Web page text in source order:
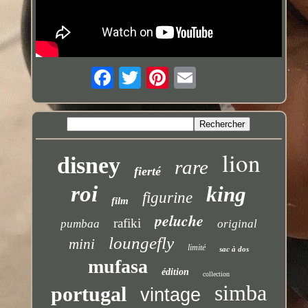
disney fierté rare lion
roi film figurine king
pumbaa rafiki peluche original
mini loungefly limité sac à dos
mufasa édition collection
portugal vintage simba